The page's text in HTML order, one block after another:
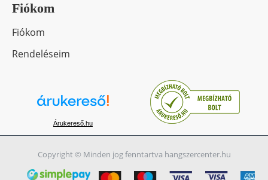
Fiókom
Fiókom
Rendeléseim
Árukereső.hu
Copyright © Minden jog fenntartva hangszercenter.hu